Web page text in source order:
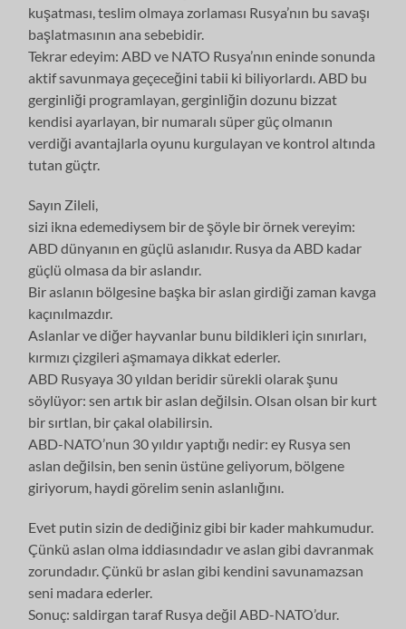
kuşatması, teslim olmaya zorlaması Rusya’nın bu savaşı
başlatmasının ana sebebidir.
Tekrar edeyim: ABD ve NATO Rusya’nın eninde sonunda
aktif savunmaya geçeceğini tabii ki biliyorlardı. ABD bu
gerginliği programlayan, gerginliğin dozunu bizzat
kendisi ayarlayan, bir numaralı süper güç olmanın
verdiği avantajlarla oyunu kurgulayan ve kontrol altında
tutan güçtr.
Sayın Zileli,
sizi ikna edemediysem bir de şöyle bir örnek vereyim:
ABD dünyanın en güçlü aslanıdır. Rusya da ABD kadar
güçlü olmasa da bir aslandır.
Bir aslanın bölgesine başka bir aslan girdiği zaman kavga
kaçınılmazdır.
Aslanlar ve diğer hayvanlar bunu bildikleri için sınırları,
kırmızı çizgileri aşmamaya dikkat ederler.
ABD Rusyaya 30 yıldan beridir sürekli olarak şunu
söylüyor: sen artık bir aslan değilsin. Olsan olsan bir kurt
bir sırtlan, bir çakal olabilirsin.
ABD-NATO’nun 30 yıldır yaptığı nedir: ey Rusya sen
aslan değilsin, ben senin üstüne geliyorum, bölgene
giriyorum, haydi görelim senin aslanlığını.
Evet putin sizin de dediğiniz gibi bir kader mahkumudur.
Çünkü aslan olma iddiasındadır ve aslan gibi davranmak
zorundadır. Çünkü br aslan gibi kendini savunamazsan
seni madara ederler.
Sonuç: saldirgan taraf Rusya değil ABD-NATO’dur.